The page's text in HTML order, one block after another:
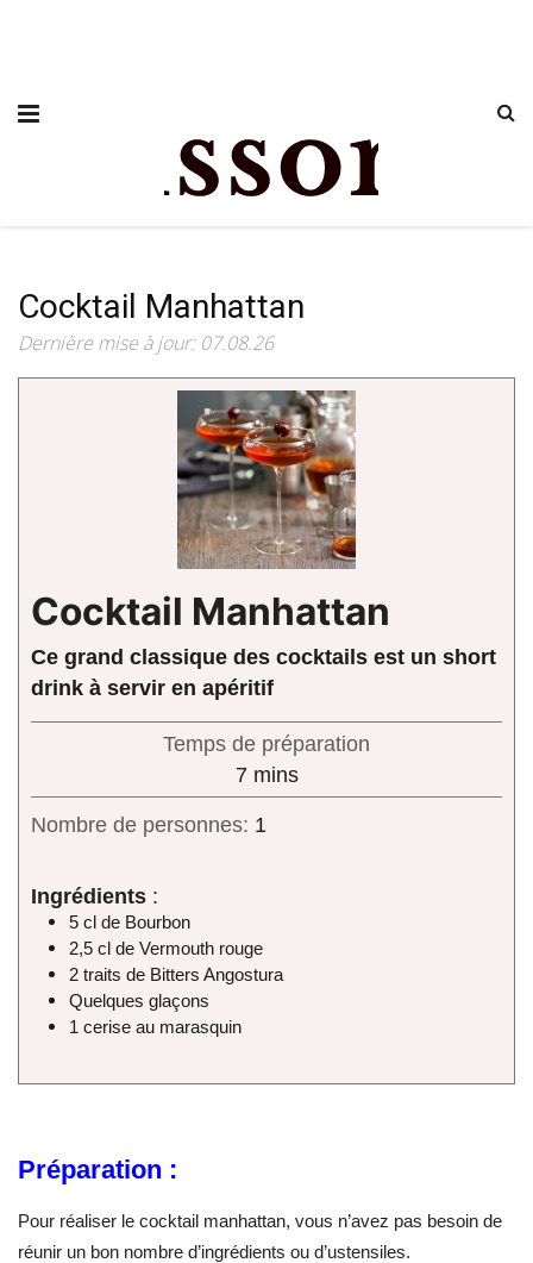
Cocktail Manhattan
Dernière mise à jour: 07.08.26
Cocktail Manhattan
Ce grand classique des cocktails est un short
drink à servir en apéritif
Temps de préparation
7minutes
mins
Nombre de personnes: 1
Ingrédients :
5 cl de Bourbon
2,5 cl de Vermouth rouge
2 traits de Bitters Angostura
Quelques glaçons
1 cerise au marasquin
Préparation :
Pour réaliser le cocktail manhattan, vous n’avez pas besoin de
réunir un bon nombre d’ingrédients ou d’ustensiles.